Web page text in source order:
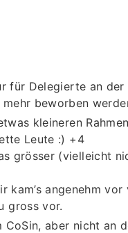
für Delegierte an der
beworben
kleineren
Leute :) +4
grösser (vielleicht
kam’s angenehm
gross vor.
aber nicht an